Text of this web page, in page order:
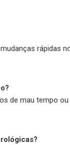
rápidas
de mau tempo